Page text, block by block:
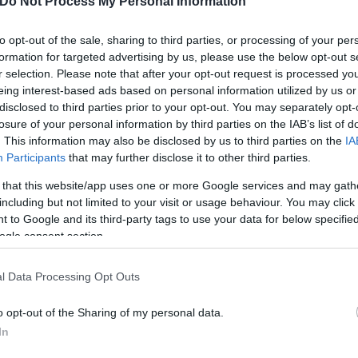
opt-out of the sale, sharing to third parties, or processing of your
for targeted advertising by us, please use the below opt-out
selection. Please note that after your opt-out request is processed
interest-based ads based on personal information utilized by us
to third parties prior to your opt-out. You may separately
of your personal information by third parties on the IAB’s list of
This information may also be disclosed by us to third parties on the
Participants that may further disclose it to other third parties.
that this website/app uses one or more Google services and may
but not limited to your visit or usage behaviour. You may
to Google and its third-party tags to use your data for below
consent section.
Data Processing Opt Outs
opt-out of the Sharing of my personal data.
τους και αναμφίβολα απασχολούν ήδη
με τη φανέλα της Γκενκ έχει
ενώ ο 24χρονος Τζόλης με την Κλαμπ Μπρίζ
δε από τις μεγάλες εμφανίσεις,
μέχρι τους 16 του Europa League και η